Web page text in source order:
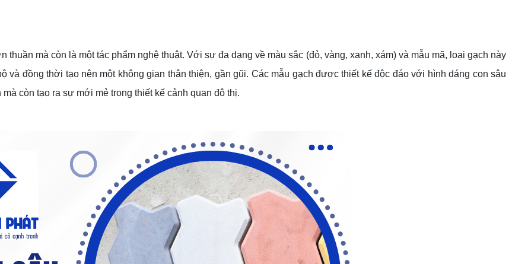
mà còn là một tác phẩm nghệ thuật. Với sự đa dạng về màu sắc (đỏ, vàng, xanh, xám) và mẫu mã, loại gạch này
đồng thời tạo nên một không gian thân thiện, gần gũi. Các mẫu gạch được thiết kế độc đáo với hình dáng con sâu
còn tạo ra sự mới mẻ trong thiết kế cảnh quan đô thị.